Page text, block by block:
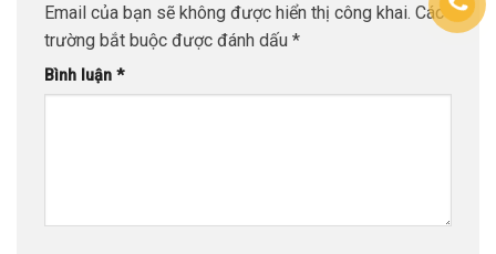
Email của bạn sẽ không được hiển thị công khai. Các
trường bắt buộc được đánh dấu *
Bình luận *